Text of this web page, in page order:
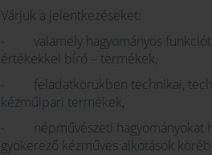
Várjuk a jelentkezéseket:
- valamely hagyományos funkciót,
értékekkel bíró – termékek,
- feladatkörükben technikai,
kézműipari termékek,
- népművészeti hagyományokat
gyökerező kézműves alkotások